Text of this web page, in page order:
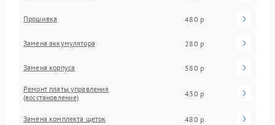
Прошивка 480 р
Замена аккумулятора 280 р
Замена корпуса 580 р
Ремонт платы управления
(восстановление)
430 р
Замена комплекта щеток 480 р